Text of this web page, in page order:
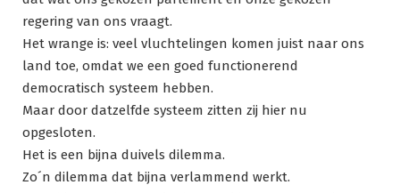
regering van ons vraagt.
Het wrange is: veel vluchtelingen komen juist naar ons
land toe, omdat we een goed functionerend
democratisch systeem hebben.
Maar door datzelfde systeem zitten zij hier nu
opgesloten.
Het is een bijna duivels dilemma.
Zo´n dilemma dat bijna verlammend werkt.